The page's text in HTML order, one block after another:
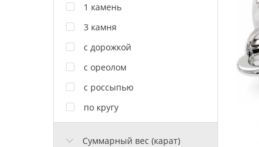
1 камень
3 камня
с дорожкой
с ореолом
с россыпью
по кругу
Cуммарный вес (карат)